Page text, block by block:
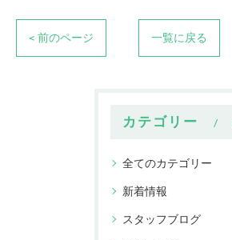
< 前のページ 一覧に戻る
カテゴリー
全てのカテゴリー
新着情報
スタッフブログ